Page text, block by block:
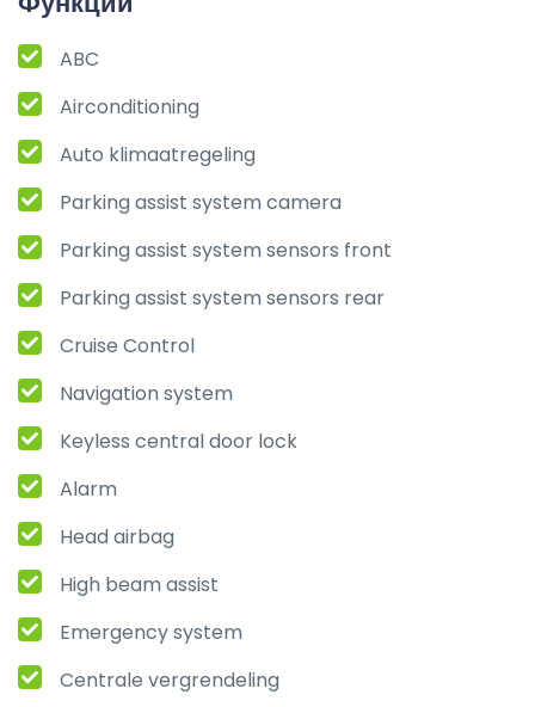
ABC
Airconditioning
Auto klimaatregeling
Parking assist system camera
Parking assist system sensors front
Parking assist system sensors rear
Cruise Control
Navigation system
Keyless central door lock
Alarm
Head airbag
High beam assist
Emergency system
Centrale vergrendeling